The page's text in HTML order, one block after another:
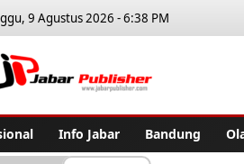
9 Agustus 2026 - 6:38 PM
Info Jabar Bandung